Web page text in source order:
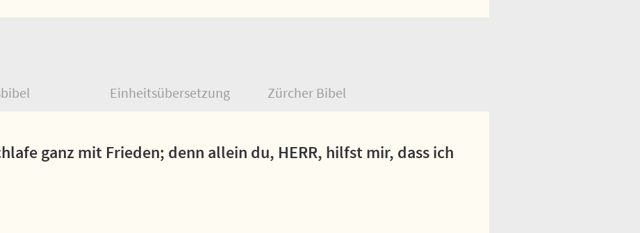
Einheitsübersetzung Zürcher Bibel
ganz mit Frieden; denn allein du, HERR, hilfst mir, dass ich